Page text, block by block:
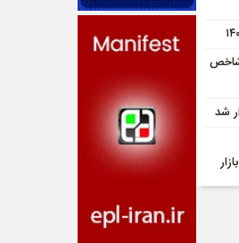
شاخص
شد